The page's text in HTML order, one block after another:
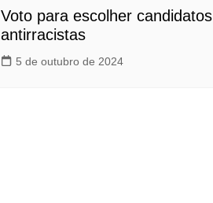
Voto para escolher candidatos
antirracistas
5 de outubro de 2024